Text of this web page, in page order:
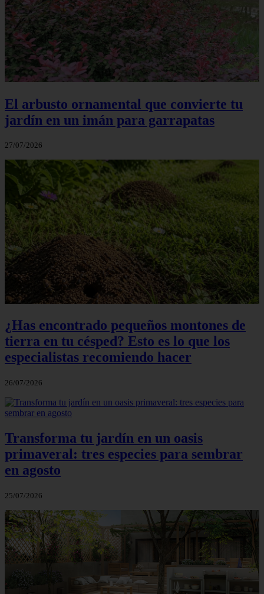
El arbusto ornamental que convierte tu
jardín en un imán para garrapatas
27/07/2026
¿Has encontrado pequeños montones de
tierra en tu césped? Esto es lo que los
especialistas recomiendo hacer
26/07/2026
Transforma tu jardín en un oasis
primaveral: tres especies para sembrar
en agosto
25/07/2026